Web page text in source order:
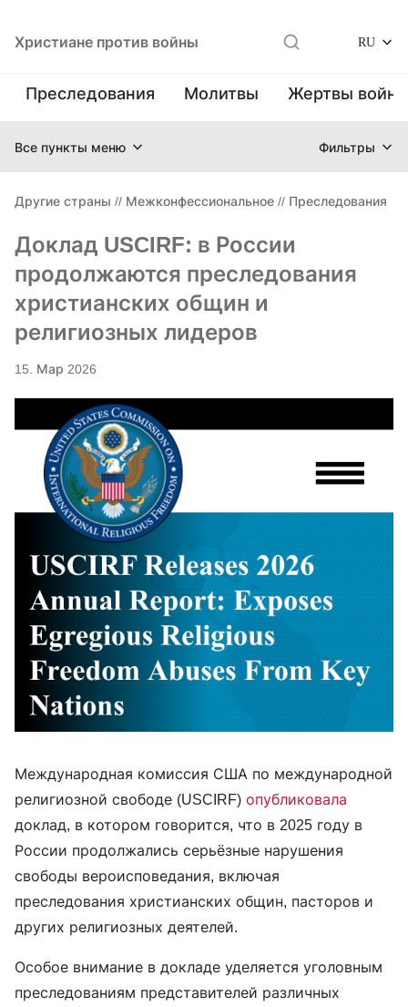
Христиане против войны RU
Преследования Молитвы Жертвы
Все пункты меню Фильтры
Другие страны // Межконфессиональное // Преследования
Доклад USCIRF: в России
продолжаются преследования
христианских общин и
религиозных лидеров
15. Мар 2026
Международная комиссия США по международной
религиозной свободе (USCIRF) опубликовала
доклад, в котором говорится, что в 2025 году в
России продолжались серьёзные нарушения
свободы вероисповедания, включая
преследования христианских общин, пасторов и
других религиозных деятелей.
Особое внимание в докладе уделяется уголовным
преследованиям представителей различных